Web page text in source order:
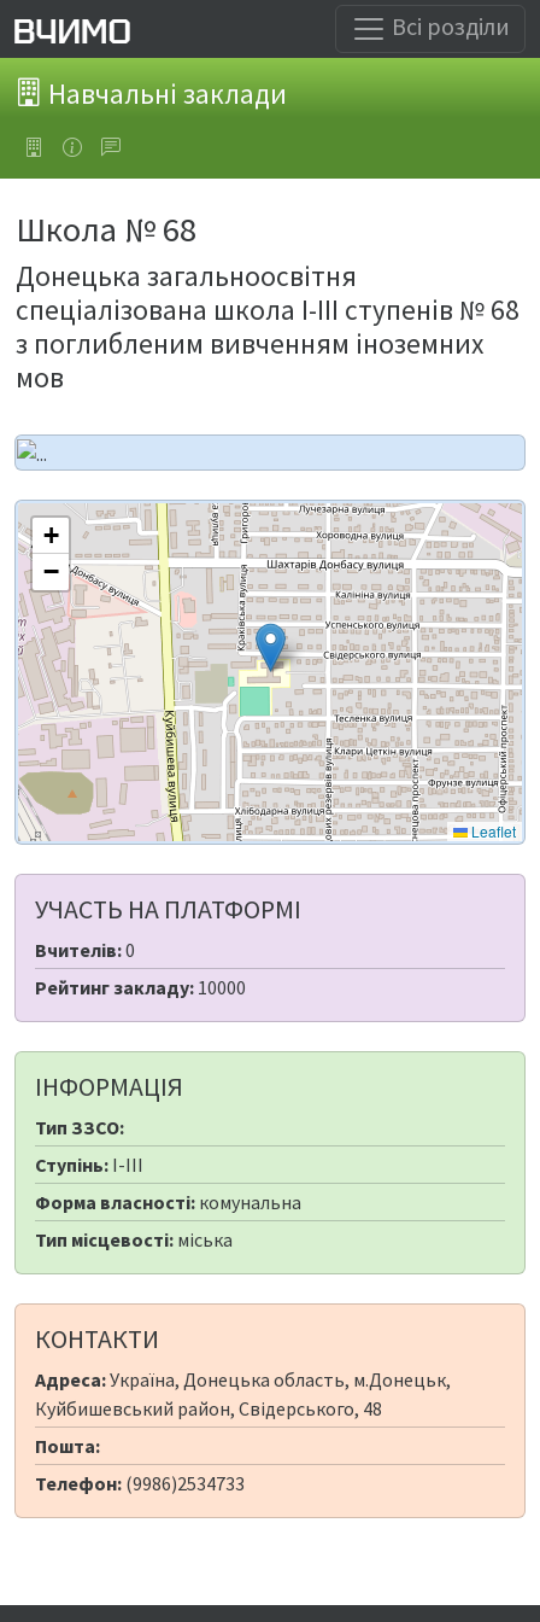
Всі розділи
Навчальні заклади
Школа № 68
Донецька загальноосвітня
спеціалізована школа I-III ступенів № 68
з поглибленим вивченням іноземних
мов
+
−
Leaflet
УЧАСТЬ НА ПЛАТФОРМІ
Вчителів:0
Рейтинг закладу: 10000
ІНФОРМАЦІЯ
Тип ЗЗСО:
Ступінь: I-III
Форма власності: комунальна
Тип місцевості: міська
КОНТАКТИ
Адреса:Україна, Донецька область, м.Донецьк,
Куйбишевський район, Свідерського, 48
Пошта:
Телефон: (9986)2534733